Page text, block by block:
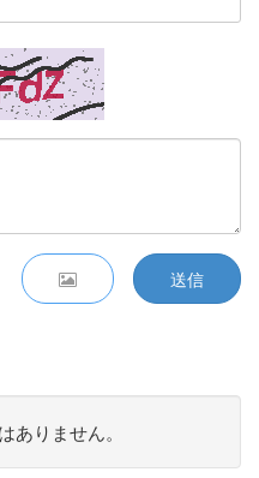
送信
ありません。